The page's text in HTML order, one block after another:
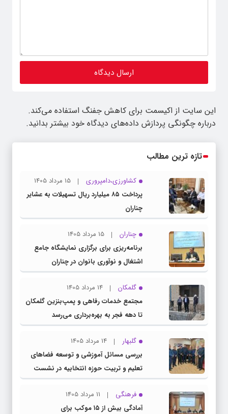
این سایت از اکیسمت برای کاهش جفنگ استفاده می‌کند.
درباره چگونگی پردازش داده‌های دیدگاه خود بیشتر بدانید.
تازه ترین مطالب
کشاورزی،دامپروری
15 مرداد 1405
پرداخت ۸۵ میلیارد ریال تسهیلات به عشایر
چناران
چناران
15 مرداد 1405
برنامه‌ریزی برای برگزاری نمایشگاه جامع
اشتغال و نوآوری بانوان در چناران
گلمکان
14 مرداد 1405
مجتمع خدمات رفاهی و پمپ‌بنزین گلمکان
تا دهه فجر به بهره‌برداری می‌رسد
گلبهار
14 مرداد 1405
بررسی مسائل آموزشی و توسعه فضاهای
تعلیم و تربیت حوزه انتخابیه در نشست
مشترک عضو کمیسیون آموزش مجلس با
مدیرکل آموزش و پرورش خراسان رضوی
فرهنگی
11 مرداد 1405
آمادگی بیش از ۱۵ موکب برای